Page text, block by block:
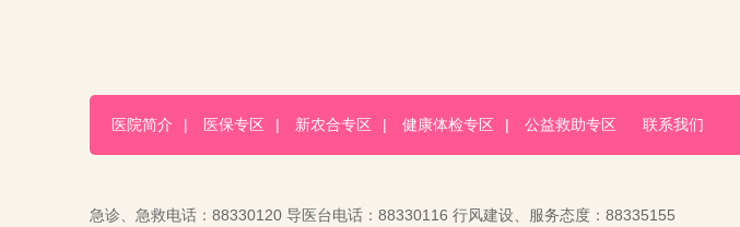
医院简介 | 医保专区 | 新农合专区 | 健康体检专区 | 公益救助专区 联系我们
急诊、急救电话：88330120 导医台电话：88330116 行风建设、服务态度：88335155